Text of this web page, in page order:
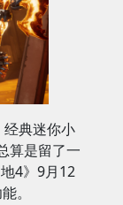
经典迷你小
算是留了一
4》9月12
。